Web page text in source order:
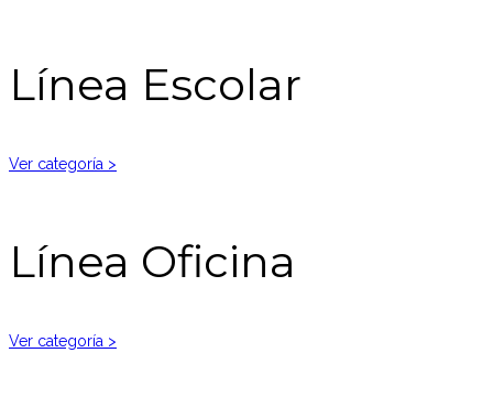
Línea Escolar
Ver categoría >
Línea Oficina
Ver categoría >